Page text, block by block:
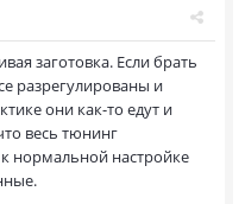
заготовка. Если брать
разрегулированы и
они как-то едут и
весь тюнинг
к нормальной настройке